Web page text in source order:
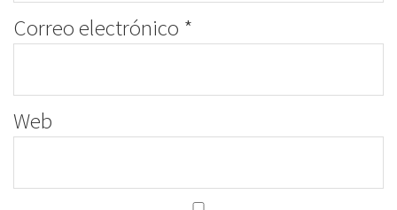
Correo electrónico *
Web